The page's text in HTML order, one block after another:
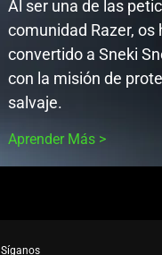
Al ser una de las
comunidad Razer,
convertido a Sneki
con la misión de
salvaje.
Aprender Más
Síganos